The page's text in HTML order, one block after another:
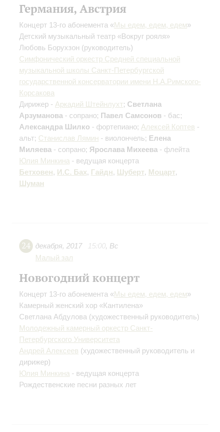
Германия, Австрия
Концерт 13-го абонемента «Мы едем, едем, едем»
Детский музыкальный театр «Вокруг рояля»
Любовь Борухзон (руководитель)
Симфонический оркестр Средней специальной
музыкальной школы Санкт-Петербургской
государственной консерватории имени Н.А.Римского-
Корсакова
Дирижер - Аркадий Штейнлухт; Светлана
Арзуманова - сопрано; Павел Самсонов - бас;
Александра Шилко - фортепиано; Алексей Коптев -
альт; Станислав Лямин - виолончель; Елена
Миляева - сопрано; Ярослава Михеева - флейта
Юлия Минкина - ведущая концерта
Бетховен, И.С. Бах, Гайдн, Шуберт, Моцарт,
Шуман
24 декабря, 2017 15:00, Вс
Малый зал
Новогодний концерт
Концерт 13-го абонемента «Мы едем, едем, едем»
Камерный женский хор «Кантилена»
Светлана Абдулова (художественный руководитель)
Молодежный камерный оркестр Санкт-
Петербургского Университета
Андрей Алексеев (художественный руководитель и
дирижер)
Юлия Минкина - ведущая концерта
Рождественские песни разных лет